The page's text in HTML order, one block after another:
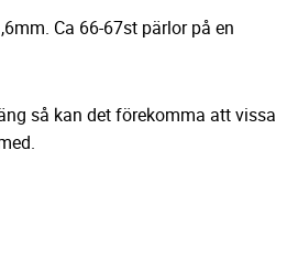
Ca 66-67st pärlor på en
så kan det förekomma att vissa